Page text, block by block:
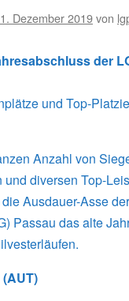
Dezember 2019von
der
und Top-
Anzahl von
diversen Top-
Ausdauer-Asse
Passau das alte